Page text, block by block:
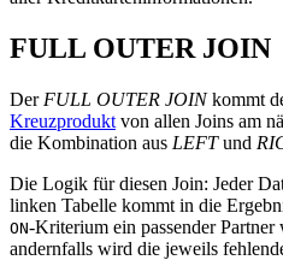
FULL OUTER JOIN
Der FULL OUTER JOINkommt
Kreuzprodukt von allen Joins am
die Kombination aus LEFTund
Die Logik für diesen Join: Jeder
linken Tabelle kommt in die
ON-Kriterium ein passender Partner
andernfalls wird die jeweils